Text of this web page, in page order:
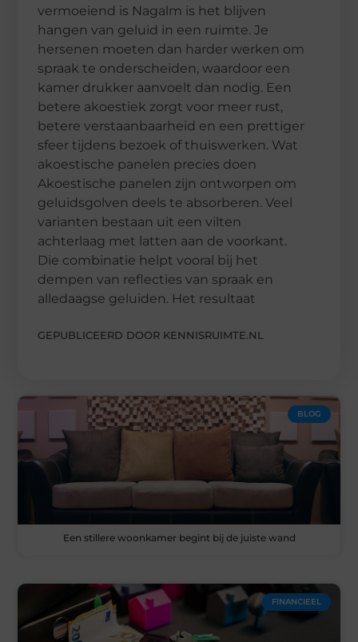
vermoeiend is Nagalm is het blijven
hangen van geluid in een ruimte. Je
hersenen moeten dan harder werken om
spraak te onderscheiden, waardoor een
kamer drukker aanvoelt dan nodig. Een
betere akoestiek zorgt voor meer rust,
betere verstaanbaarheid en een prettiger
sfeer tijdens bezoek of thuiswerken. Wat
akoestische panelen precies doen
Akoestische panelen zijn ontworpen om
geluidsgolven deels te absorberen. Veel
varianten bestaan uit een vilten
achterlaag met latten aan de voorkant.
Die combinatie helpt vooral bij het
dempen van reflecties van spraak en
alledaagse geluiden. Het resultaat
GEPUBLICEERD DOOR KENNISRUIMTE.NL
BLOG
Een stillere woonkamer begint bij de juiste wand
FINANCIEEL